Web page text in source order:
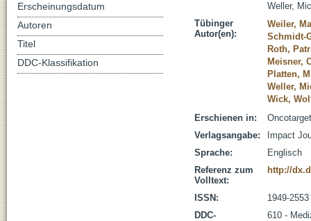
Weller,
Tübinger
Autor(en):
Weiler,
Schmidt-
Roth,
Meisner,
Platten,
Weller,
Wick,
Erschienen in:
Verlagsangabe:
Impact
Sprache:
Englisch
Referenz zum
Volltext:
http://
ISSN:
1949-2553
DDC-
610 -
Erscheinungsdatum
Autoren
Titel
DDC-Klassifikation